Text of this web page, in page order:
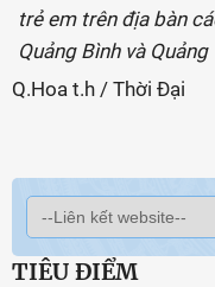
trẻ em trên địa bàn
Quảng Bình và Quảng
Q.Hoa t.h / Thời Đại
TIÊU ĐIỂM